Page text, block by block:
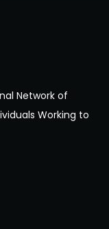
Network of
Working to